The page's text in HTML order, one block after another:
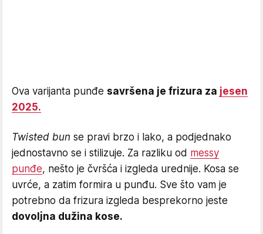
Ova varijanta punđe savršena je frizura za jesen
2025.
Twisted bun se pravi brzo i lako, a podjednako
jednostavno se i stilizuje. Za razliku od messy
punđe, nešto je čvršća i izgleda urednije. Kosa se
uvrće, a zatim formira u punđu. Sve što vam je
potrebno da frizura izgleda besprekorno jeste
dovolјna dužina kose.